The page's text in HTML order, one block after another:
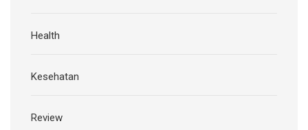
Health
Kesehatan
Review